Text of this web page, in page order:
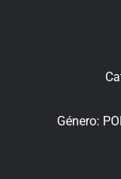
Género: